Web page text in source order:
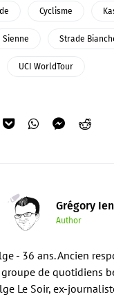
Cyclisme
Sienne Strade
UCI WorldTour
Grégory
Author
- 36 ans. Ancien
de quotidiens
Le Soir, ex-